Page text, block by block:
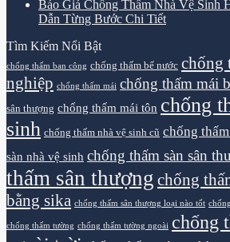
Báo Giá Chống Thấm Nhà Vệ Sinh
Dẫn Từng Bước Chi Tiết
Tìm Kiếm Nổi Bật
chống thấm ban công chống thấm bể nước chống
nghiệp chống thấm mái chống thấm mái
sân thượng chống thấm mái tôn chống
sinh chống thấm nhà vệ sinh cũ chống
sàn nhà vệ sinh chống thấm sàn sân
thấm sân thượng chống
bằng sika chống thấm sân thượng loại nào tốt
chống thấm tường chống thấm tường ngoài chống